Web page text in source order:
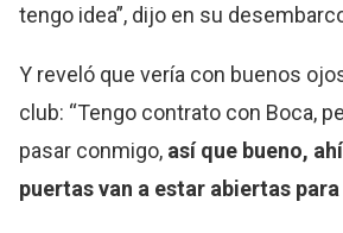
tengo idea”, dijo en su
Y reveló que vería con buenos
club: “Tengo contrato con Boca,
pasar conmigo, así que bueno,
puertas van a estar abiertas